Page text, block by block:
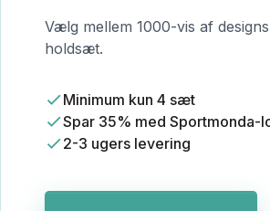
Vælg mellem 1000-vis af
holdsæt.
Minimum kun 4 sæt
Spar 35% med Sportmonda-
2-3 ugers levering